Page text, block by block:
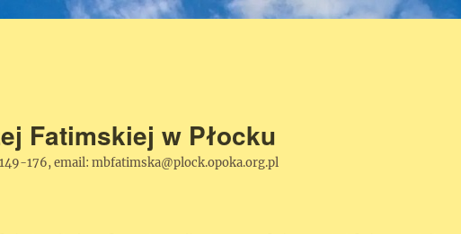
Fatimskiej w Płocku
176, email: mbfatimska@plock.opoka.org.pl